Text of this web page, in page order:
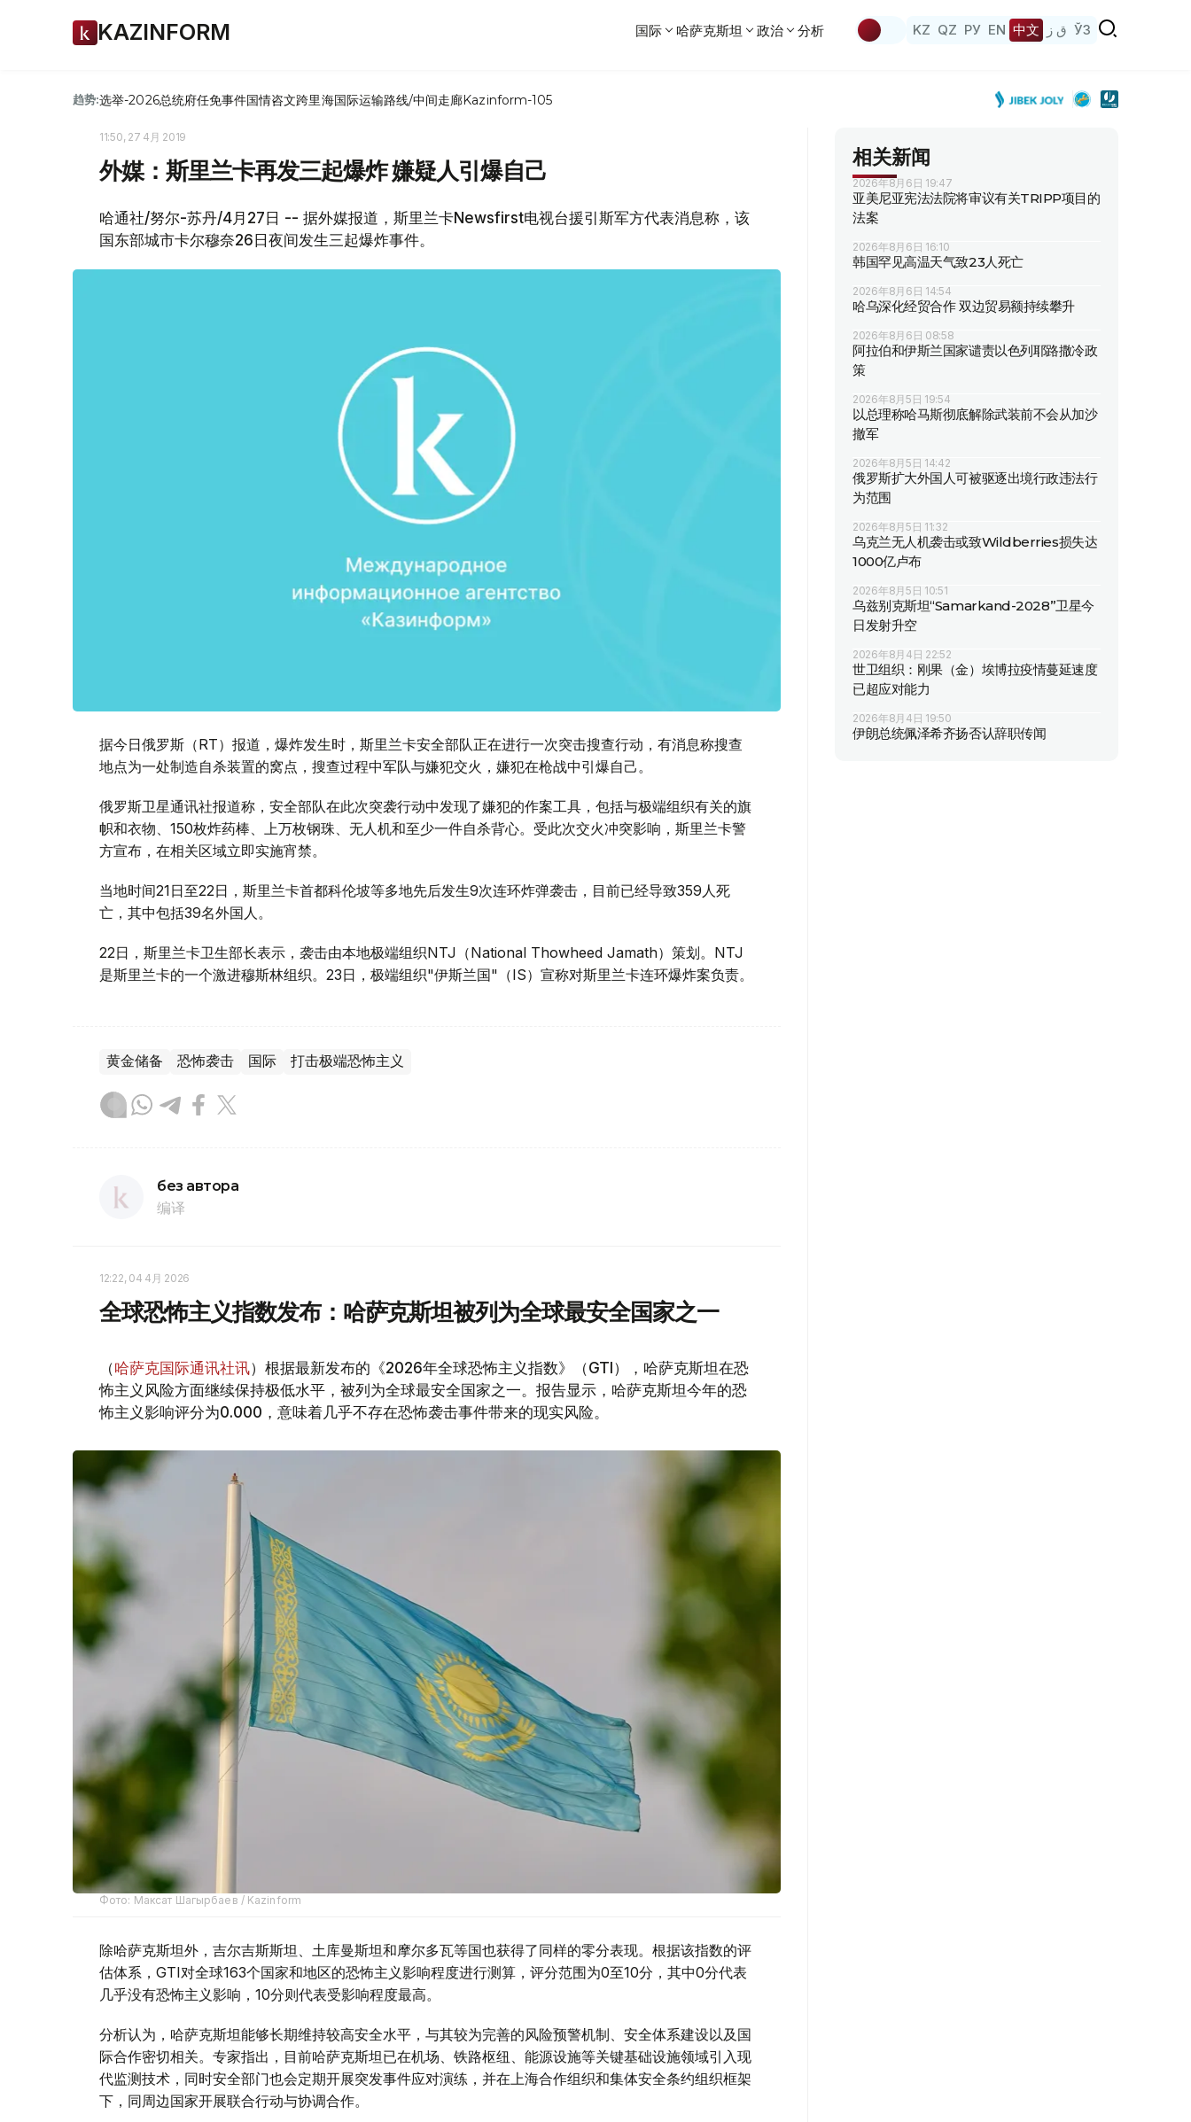
KAZINFORM 国际 哈萨克斯坦 政治 分析 KZ QZ РУ EN 中文 ق ز ЎЗ
趋势:选举-2026总统府任免事件国情咨文跨里海国际运输路线/中间走廊Kazinform-105
11:50, 27 4月 2019
外媒：斯里兰卡再发三起爆炸 嫌疑人引爆自己
哈通社/努尔-苏丹/4月27日 -- 据外媒报道，斯里兰卡Newsfirst电视台援引斯军方代表消息称，该
国东部城市卡尔穆奈26日夜间发生三起爆炸事件。
据今日俄罗斯（RT）报道，爆炸发生时，斯里兰卡安全部队正在进行一次突击搜查行动，有消息称搜查
地点为一处制造自杀装置的窝点，搜查过程中军队与嫌犯交火，嫌犯在枪战中引爆自己。
俄罗斯卫星通讯社报道称，安全部队在此次突袭行动中发现了嫌犯的作案工具，包括与极端组织有关的旗
帜和衣物、150枚炸药棒、上万枚钢珠、无人机和至少一件自杀背心。受此次交火冲突影响，斯里兰卡警
方宣布，在相关区域立即实施宵禁。
当地时间21日至22日，斯里兰卡首都科伦坡等多地先后发生9次连环炸弹袭击，目前已经导致359人死
亡，其中包括39名外国人。
22日，斯里兰卡卫生部长表示，袭击由本地极端组织NTJ（National Thowheed Jamath）策划。NTJ
是斯里兰卡的一个激进穆斯林组织。23日，极端组织"伊斯兰国"（IS）宣称对斯里兰卡连环爆炸案负责。
黄金储备 恐怖袭击 国际 打击极端恐怖主义
без автора
编译
12:22, 04 4月 2026
全球恐怖主义指数发布：哈萨克斯坦被列为全球最安全国家之一
（哈萨克国际通讯社讯）根据最新发布的《2026年全球恐怖主义指数》（GTI），哈萨克斯坦在恐
怖主义风险方面继续保持极低水平，被列为全球最安全国家之一。报告显示，哈萨克斯坦今年的恐
怖主义影响评分为0.000，意味着几乎不存在恐怖袭击事件带来的现实风险。
Фото: Максат Шагырбаев / Kazinform
除哈萨克斯坦外，吉尔吉斯斯坦、土库曼斯坦和摩尔多瓦等国也获得了同样的零分表现。根据该指数的评
估体系，GTI对全球163个国家和地区的恐怖主义影响程度进行测算，评分范围为0至10分，其中0分代表
几乎没有恐怖主义影响，10分则代表受影响程度最高。
分析认为，哈萨克斯坦能够长期维持较高安全水平，与其较为完善的风险预警机制、安全体系建设以及国
际合作密切相关。专家指出，目前哈萨克斯坦已在机场、铁路枢纽、能源设施等关键基础设施领域引入现
代监测技术，同时安全部门也会定期开展突发事件应对演练，并在上海合作组织和集体安全条约组织框架
下，同周边国家开展联合行动与协调合作。
相关新闻
2026年8月6日 19:47
亚美尼亚宪法法院将审议有关TRIPP项目的
法案
2026年8月6日 16:10
韩国罕见高温天气致23人死亡
2026年8月6日 14:54
哈乌深化经贸合作 双边贸易额持续攀升
2026年8月6日 08:58
阿拉伯和伊斯兰国家谴责以色列耶路撒冷政
策
2026年8月5日 19:54
以总理称哈马斯彻底解除武装前不会从加沙
撤军
2026年8月5日 14:42
俄罗斯扩大外国人可被驱逐出境行政违法行
为范围
2026年8月5日 11:32
乌克兰无人机袭击或致Wildberries损失达
1000亿卢布
2026年8月5日 10:51
乌兹别克斯坦“Samarkand-2028”卫星今
日发射升空
2026年8月4日 22:52
世卫组织：刚果（金）埃博拉疫情蔓延速度
已超应对能力
2026年8月4日 19:50
伊朗总统佩泽希齐扬否认辞职传闻